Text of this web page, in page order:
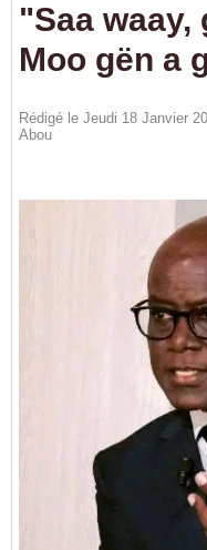
"Saa waay,
Moo gën a
Rédigé le Jeudi 18 Janvier
Abou